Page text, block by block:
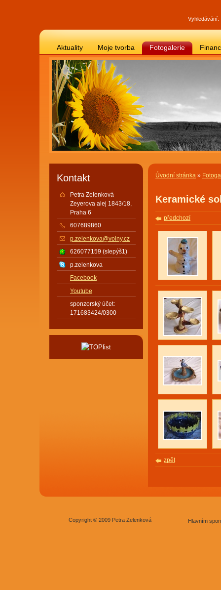
Aktuality Moje tvorba Fotogalerie
Úvodní stránka »
Keramické
předchozí
zpět
Kontakt
Petra Zelenková
Zeyerova alej 1843/18,
Praha 6
607689860
p.zelenkova@volny.cz
626077159 (slepýš1)
p.zelenkova
Facebook
Youtube
sponzorský účet:
171683424/0300
Vyhledávání:
Copyright © 2009 Petra Zelenková Hlavním